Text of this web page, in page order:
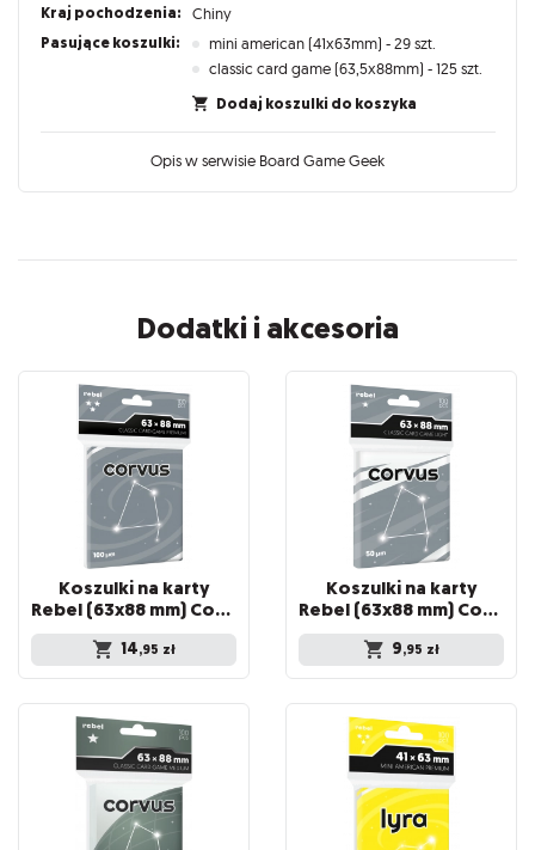
Kraj pochodzenia: Chiny
Pasujące koszulki:
mini american (41x63mm) - 29 szt.
classic card game (63,5x88mm) - 125 szt.
Dodaj koszulki do koszyka
Opis w serwisie Board Game Geek
Dodatki i akcesoria
Koszulki na karty
Rebel (63x88 mm) Corvus Premium, 100 sztuk
14,95 zł
Koszulki na karty
Rebel (63x88 mm) Corvus Light, 100 sztuk
9,95 zł